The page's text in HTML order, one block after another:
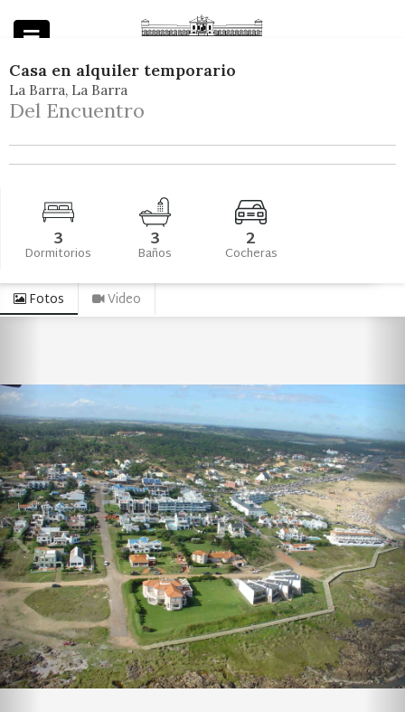
Casa en alquiler temporario
La Barra La Barra
Del Encuentro
3
Dormitorios 3
Baños 2
Cocheras
Fotos Video